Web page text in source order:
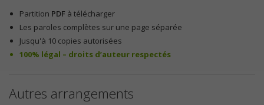
Partition PDF à télécharger
Les paroles complètes sur une page séparée
Jusqu'à 10 copies autorisées
100% légal – droits d’auteur respectés
Autres arrangements